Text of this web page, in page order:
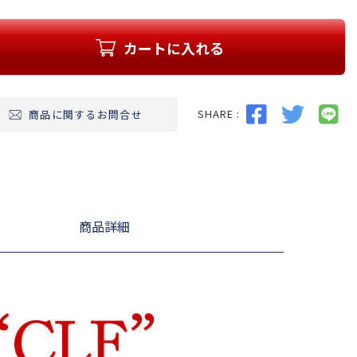
カートに入れる
商品に関するお問合せ SHARE :
商品詳細